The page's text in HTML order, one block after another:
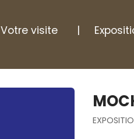
Votre visite